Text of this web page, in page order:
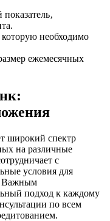
необходимо
ежемесячных
широкий спектр
на различные
с
условия для
Важным
подход к каждому
по всем